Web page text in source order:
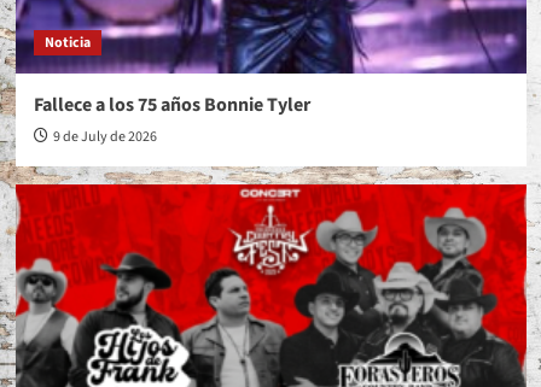
Noticia
Fallece a los 75 años Bonnie Tyler
9 de July de 2026